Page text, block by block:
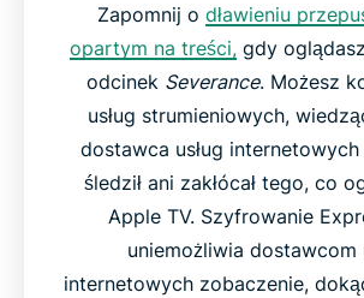
Zapomnij o dławieniu
opartym na treści, gdy
odcinek Severance. Możesz
usług strumieniowych,
dostawca usług
śledził ani zakłócał tego, co
Apple TV. Szyfrowanie
uniemożliwia dostawcom
internetowych zobaczenie,